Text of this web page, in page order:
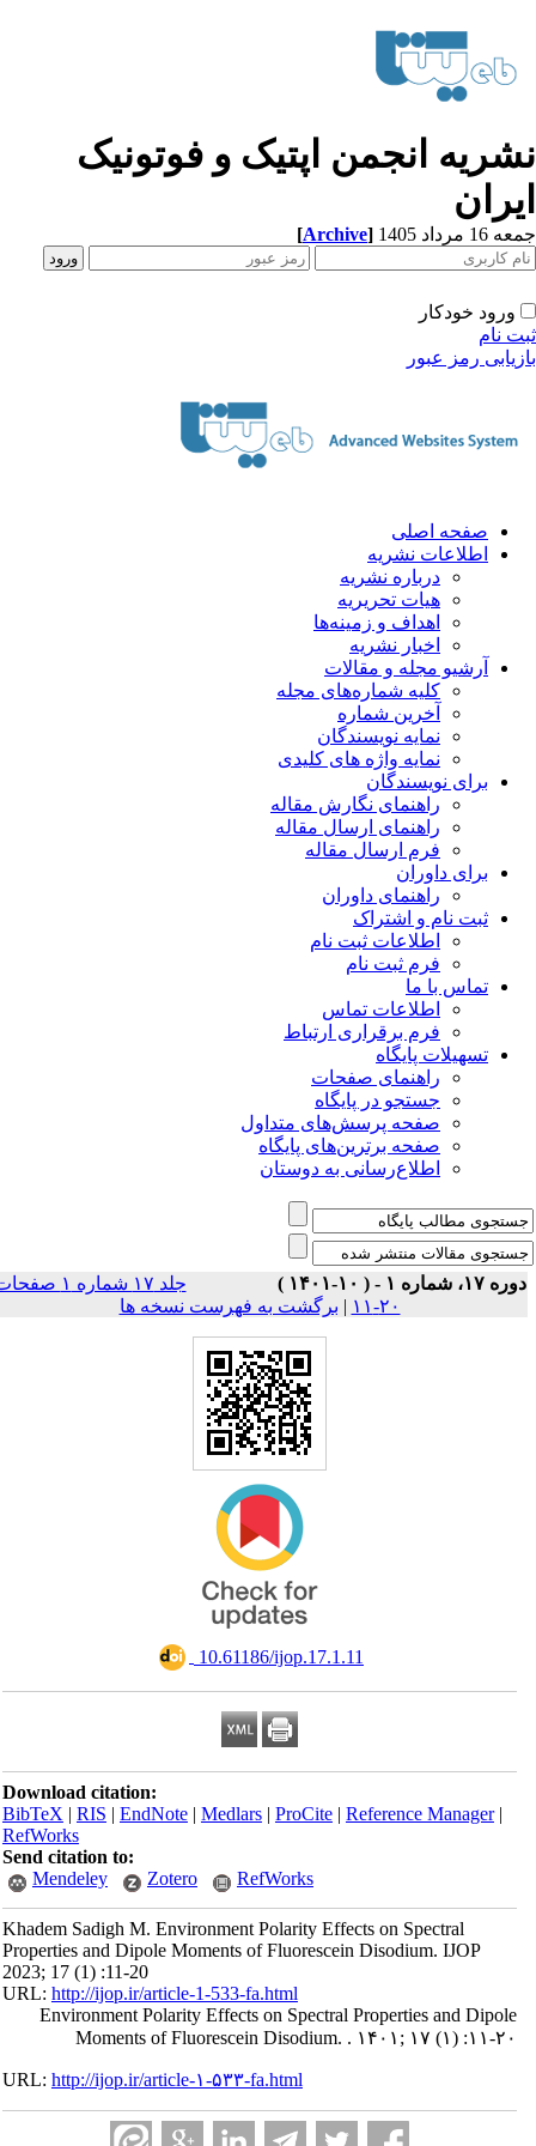
انجمن اپتیک و فوتونیک
مرداد 1405 [Archive]
ورود خودکار
نام
رمز عبور
صفحه اصلی
اطلاعات نشریه
درباره نشریه
هیات تحریریه
اهداف و زمینه‌ها
اخبار نشریه
آرشیو مجله و مقالات
کلیه شماره‌های مجله
آخرین شماره
نمایه نویسندگان
نمایه واژه های کلیدی
برای نویسندگان
راهنمای نگارش مقاله
راهنمای ارسال مقاله
فرم ارسال مقاله
برای داوران
راهنمای داوران
ثبت نام و اشتراک
اطلاعات ثبت نام
فرم ثبت نام
تماس با ما
اطلاعات تماس
فرم برقراری ارتباط
تسهیلات پایگاه
راهنمای صفحات
جستجو در پایگاه
صفحه پرسش‌های متداول
صفحه برترین‌های پایگاه
اطلاع‌رسانی به دوستان
۱۷، شماره ۱ - ( ۱۰-۱۴۰۱ )
جلد ۱۷ شماره ۱ صفحات
۲۰-۱۱
| برگشت به فهرست نسخه ها
‎ 10.61186/ijop.17.1.11
Download citation:
BibTeX|RIS|EndNote|Medlars|ProCite|Reference Manager
RefWorks
Send citation to:
Mendeley
Zotero RefWorks
Khadem Sadigh M. Environment Polarity Effects on Spectral
Properties and Dipole Moments of Fluorescein Disodium. IJOP
2023; 17 (1) :11-20
URL:http://ijop.ir/article-1-533-fa.html
Environment Polarity Effects on Spectral Properties and Dipole
Moments of Fluorescein Disodium. . ۱۴۰۱; ۱۷ (۱) :۱۱-۲۰
URL:http://ijop.ir/article-۱-۵۳۳-fa.html